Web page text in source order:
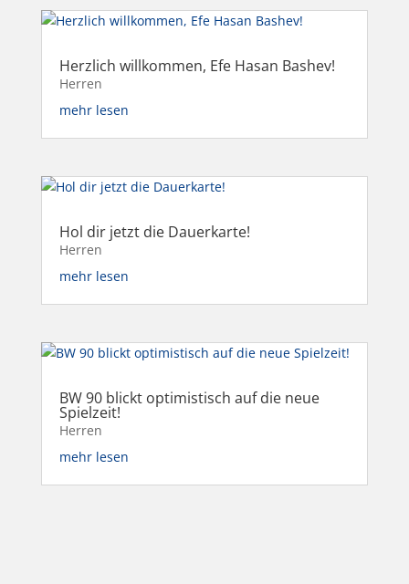
Herzlich willkommen, Efe Hasan Bashev!
Herren
mehr lesen
Hol dir jetzt die Dauerkarte!
Herren
mehr lesen
BW 90 blickt optimistisch auf die neue
Spielzeit!
Herren
mehr lesen